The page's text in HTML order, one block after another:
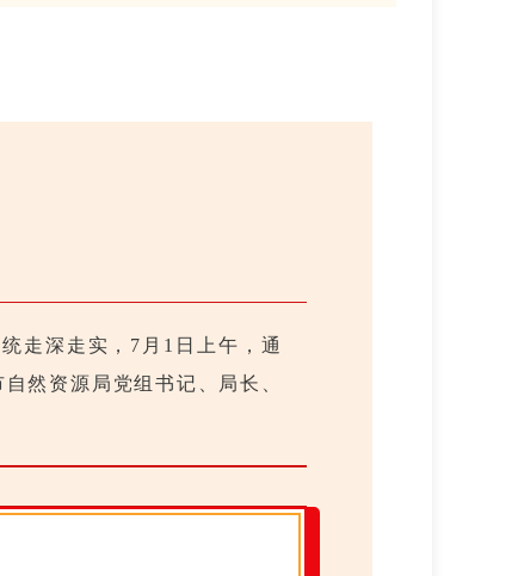
走深走实，7月1日上午，通
然资源局党组书记、局长、